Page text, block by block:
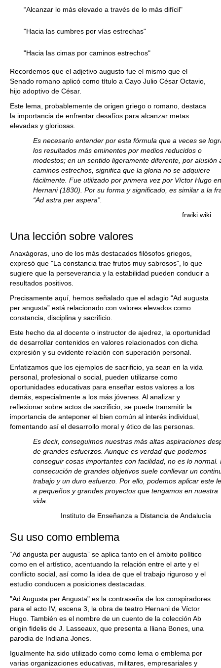
“Alcanzar lo más elevado a través de lo más difícil"
"Hacia las cumbres por vías estrechas"
"Hacia las cimas por caminos estrechos"
Recordemos que el adjetivo augusto fue el mismo que el
Senado romano aplicó como título a Cayo Julio César Octavio,
hijo adoptivo de César.
Este lema, probablemente de origen griego o romano, destaca
la importancia de enfrentar desafíos para alcanzar metas
elevadas y gloriosas.
Es necesario entender por esta fórmula que a veces se
los resultados más eminentes por medios reducidos o
modestos; en un sentido ligeramente diferente, por alusión
caminos estrechos, significa que la gloria no se adquiere
fácilmente. Fue utilizado por primera vez por Víctor Hugo
Hernani (1830). Por su forma y significado, es similar a la
“Ad astra per aspera”.
frwiki.wiki
Una lección sobre valores
Anaxágoras, uno de los más destacados filósofos griegos,
expresó que "La constancia trae frutos muy sabrosos", lo que
sugiere que la perseverancia y la estabilidad pueden conducir a
resultados positivos.
Precisamente aquí, hemos señalado que el adagio “Ad augusta
per angusta” está relacionado con valores elevados como
constancia, disciplina y sacrificio.
Este hecho da al docente o instructor de ajedrez, la oportunidad
de desarrollar contenidos en valores relacionados con dicha
expresión y su evidente relación con superación personal.
Enfatizamos que los ejemplos de sacrificio, ya sean en la vida
personal, profesional o social, pueden utilizarse como
oportunidades educativas para enseñar estos valores a los
demás, especialmente a los más jóvenes. Al analizar y
reflexionar sobre actos de sacrificio, se puede transmitir la
importancia de anteponer el bien común al interés individual,
fomentando así el desarrollo moral y ético de las personas.
Es decir, conseguimos nuestras más altas aspiraciones
de grandes esfuerzos. Aunque es verdad que podemos
conseguir cosas importantes con facilidad, no es lo normal.
consecución de grandes objetivos suele conllevar un
trabajo y un duro esfuerzo. Por ello, podemos aplicar este
a pequeños y grandes proyectos que tengamos en nuestra
vida.
Instituto de Enseñanza a Distancia de Andalucía
Su uso como emblema
“Ad angusta per augusta” se aplica tanto en el ámbito político
como en el artístico, acentuando la relación entre el arte y el
conflicto social, así como la idea de que el trabajo riguroso y el
estudio conducen a posiciones destacadas.
"Ad Augusta per Angusta" es la contraseña de los conspiradores
para el acto IV, escena 3, la obra de teatro Hernani de Víctor
Hugo. También es el nombre de un cuento de la colección Ab
origin fidelis de J. Lasseaux, que presenta a Iliana Bones, una
parodia de Indiana Jones.
Igualmente ha sido utilizado como como lema o emblema por
varias organizaciones educativas, militares, empresariales y